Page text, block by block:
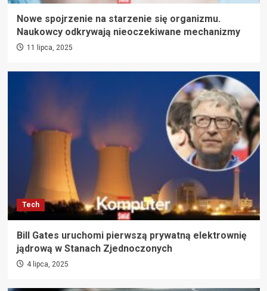
Nowe spojrzenie na starzenie się organizmu.
Naukowcy odkrywają nieoczekiwane mechanizmy
11 lipca, 2025
Tech
Bill Gates uruchomi pierwszą prywatną elektrownię
jądrową w Stanach Zjednoczonych
4 lipca, 2025